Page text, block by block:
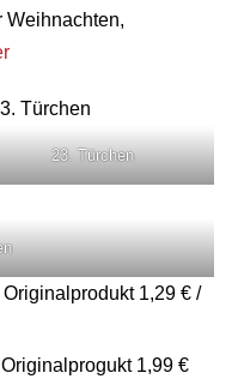
Weihnachten,
23. Türchen
1,29 € /
1,99 €